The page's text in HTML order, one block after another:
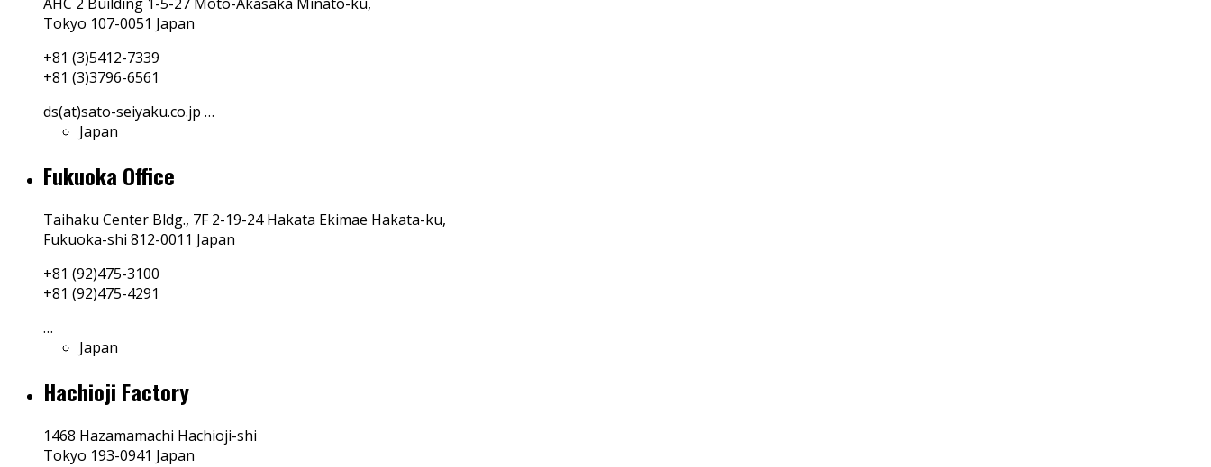
AHC 2 Building 1-5-27 Moto-Akasaka Minato-ku,
Tokyo 107-0051 Japan
+81 (3)5412-7339
+81 (3)3796-6561
ds(at)sato-seiyaku.co.jp …
Japan
Fukuoka Office
Taihaku Center Bldg., 7F 2-19-24 Hakata Ekimae Hakata-ku,
Fukuoka-shi 812-0011 Japan
+81 (92)475-3100
+81 (92)475-4291
…
Japan
Hachioji Factory
1468 Hazamamachi Hachioji-shi
Tokyo 193-0941 Japan